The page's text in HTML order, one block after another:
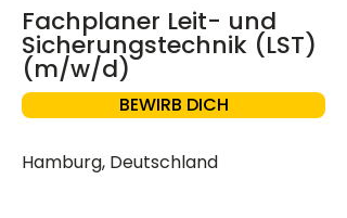
Fachplaner Leit- und
Sicherungstechnik (LST)
(m/w/d)
BEWIRB DICH
Hamburg, Deutschland